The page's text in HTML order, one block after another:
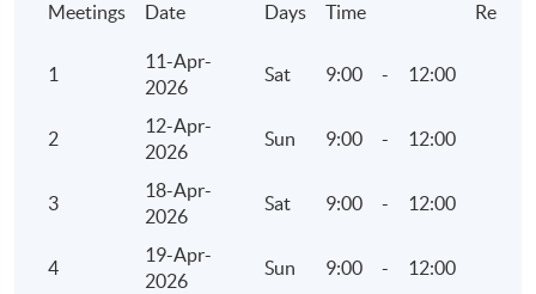
- 相關資訊收集
1.新客戶
2.現有客戶
3.關鍵客戶
Meetings Date Days Time
1
11-Apr-
2026
Sat 9:00 - 12:00
2
12-Apr-
2026
Sun 9:00 - 12:00
3
18-Apr-
2026
Sat 9:00 - 12:00
4
19-Apr-
2026
Sun 9:00 - 12:00